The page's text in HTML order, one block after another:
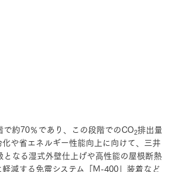
約70％であり、この段階でのCO2排出量
や省エネルギー性能向上に向けて、三井
なる湿式外壁仕上げや高性能の屋根断熱
減する免震システム「M-400」装着など